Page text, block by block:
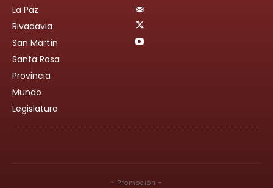
La Paz
Rivadavia
San Martín
Santa Rosa
Provincia
Mundo
Legislatura
- Promoción -